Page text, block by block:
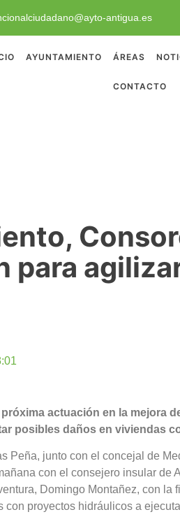
antigua.es
AYUNTAMIENTO ÁREAS
CONTACTO
para
actuación en la mejora
posibles daños en viviendas
Peña, junto con el concejal de
con el consejero insular de
Domingo Montañez, con
con proyectos hidráulicos a